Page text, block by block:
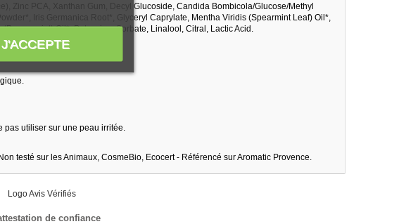
Zinc PCA, Xanthan Gum, Decyl Glucoside, Candida Bombicola/Glucose/Methyl
Iris Germanica Root*, Glyceryl Caprylate, Mentha Viridis (Spearmint Leaf) Oil*,
Oil*, Potassium Sorbate, Linalool, Citral, Lactic Acid.
pas utiliser sur une peau irritée.
testé sur les Animaux, CosmeBio, Ecocert - Référencé sur Aromatic Provence.
de confiance
J'ACCEPTE